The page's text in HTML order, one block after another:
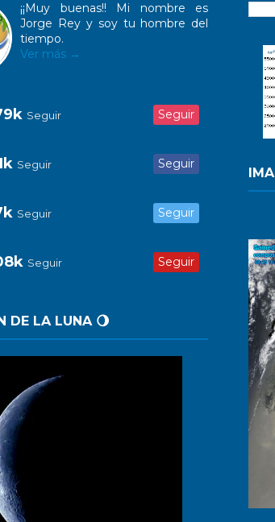
¡¡Muy buenas!! Mi nombre es
Jorge Rey y soy tu hombre del
tiempo.
Ver más →
Seguir Seguir
Seguir Seguir
Seguir Seguir
Seguir Seguir
DE LA LUNA 🌖